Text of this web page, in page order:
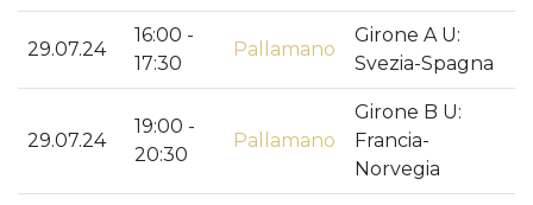
29.07.24
16:00 -
17:30
Pallamano
Girone A U:
Svezia-Spagna
29.07.24
19:00 -
20:30
Pallamano
Girone B U:
Francia-
Norvegia